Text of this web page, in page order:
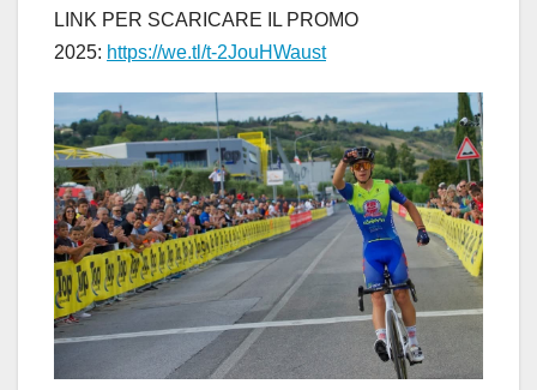
LINK PER SCARICARE IL PROMO
2025: https://we.tl/t-2JouHWaust